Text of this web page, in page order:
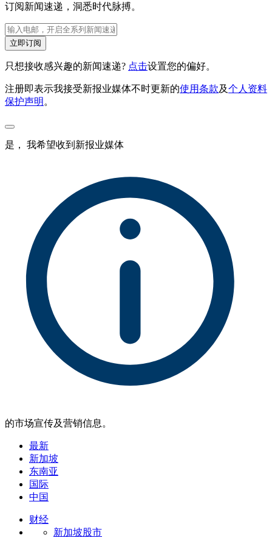
订阅新闻速递，洞悉时代脉搏。
立即订阅
只想接收感兴趣的新闻速递? 点击设置您的偏好。
注册即表示我接受新报业媒体不时更新的使用条款及个人资料
保护声明 。
是， 我希望收到新报业媒体
的市场宣传及营销信息。
最新
新加坡
东南亚
国际
中国
财经
新加坡股市